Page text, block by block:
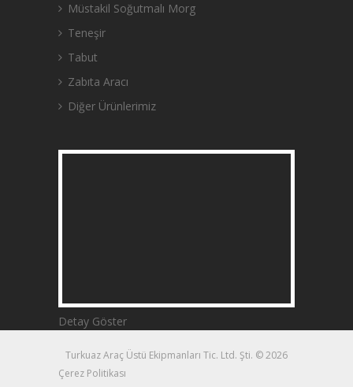
Müstakil Soğutmalı Morg
Teneşir
Tabut
Zabıta Aracı
Diğer Ürünlerimiz
Detay Göster
Turkuaz Araç Üstü Ekipmanları Tic. Ltd. Şti. © 2026
Çerez Politikası